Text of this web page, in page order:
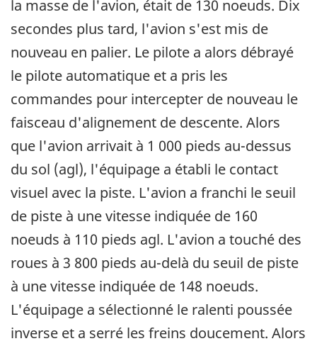
la masse de l'avion, était de 130 noeuds. Dix
secondes plus tard, l'avion s'est mis de
nouveau en palier. Le pilote a alors débrayé
le pilote automatique et a pris les
commandes pour intercepter de nouveau le
faisceau d'alignement de descente. Alors
que l'avion arrivait à 1 000 pieds au-dessus
du sol (agl), l'équipage a établi le contact
visuel avec la piste. L'avion a franchi le seuil
de piste à une vitesse indiquée de 160
noeuds à 110 pieds agl. L'avion a touché des
roues à 3 800 pieds au-delà du seuil de piste
à une vitesse indiquée de 148 noeuds.
L'équipage a sélectionné le ralenti poussée
inverse et a serré les freins doucement. Alors